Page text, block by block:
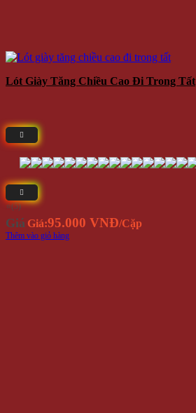
Lót Giày Tăng Chiều Cao Đi Trong Tất
⭐(5)
Giá Giá:95.000 VNĐ/Cặp
Thêm vào giỏ hàng